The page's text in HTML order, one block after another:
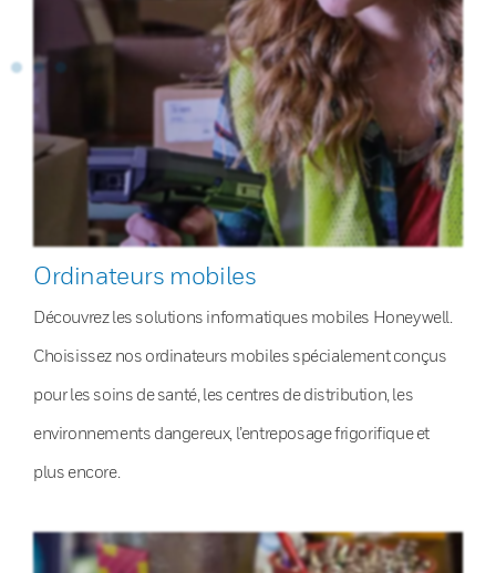
Ordinateurs mobiles
Découvrez les solutions informatiques mobiles Honeywell.
Choisissez nos ordinateurs mobiles spécialement conçus
pour les soins de santé, les centres de distribution, les
environnements dangereux, l’entreposage frigorifique et
plus encore.